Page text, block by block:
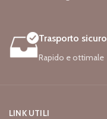
Trasporto sicuro
Rapido e ottimale
LINK UTILI